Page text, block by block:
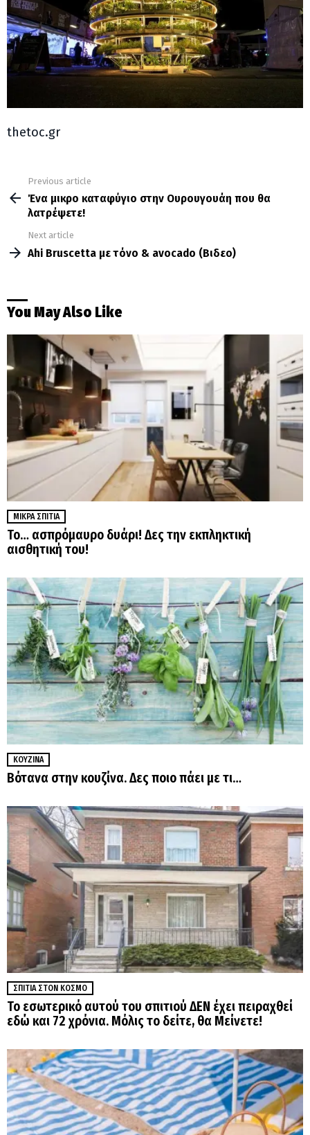
thetoc.gr
more
Previous article
Ένα μικρο καταφύγιο στην Ουρουγουάη που θα
λατρέψετε!
Next article
Ahi Bruscetta με τόνο & avocado (Βιδεο)
You May Also Like
ΜΙΚΡΆ ΣΠΊΤΙΑ
Το… ασπρόμαυρο δυάρι! Δες την εκπληκτική
αισθητική του!
ΚΟΥΖΊΝΑ
Βότανα στην κουζίνα. Δες ποιο πάει με τι…
ΣΠΊΤΙΑ ΣΤΟΝ ΚΌΣΜΟ
Το εσωτερικό αυτού του σπιτιού ΔΕΝ έχει πειραχθεί
εδώ και 72 χρόνια. Μόλις το δείτε, θα Μείνετε!